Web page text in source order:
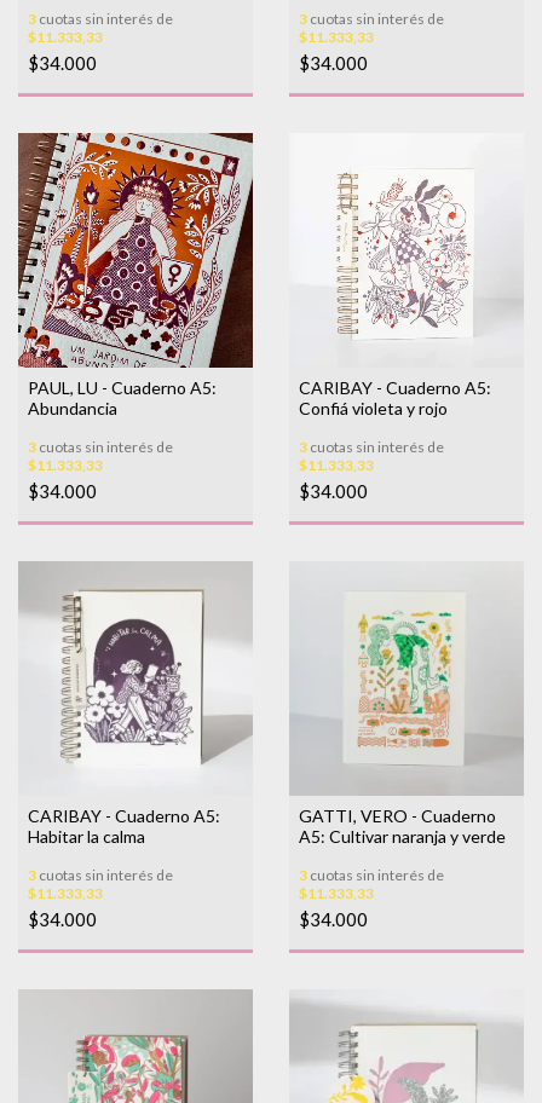
3 cuotas sin interés de
$11.333,33
$34.000
3 cuotas sin interés de
$11.333,33
$34.000
PAUL, LU - Cuaderno A5:
Abundancia
3 cuotas sin interés de
$11.333,33
$34.000
CARIBAY - Cuaderno A5:
Confiá violeta y rojo
3 cuotas sin interés de
$11.333,33
$34.000
CARIBAY - Cuaderno A5:
Habitar la calma
3 cuotas sin interés de
$11.333,33
$34.000
GATTI, VERO - Cuaderno
A5: Cultivar naranja y verde
3 cuotas sin interés de
$11.333,33
$34.000